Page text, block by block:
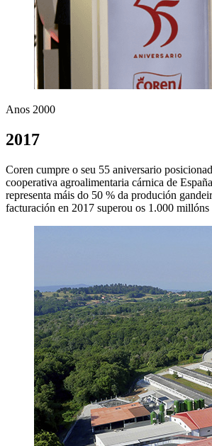
Anos 2000
2017
Coren cumpre o seu 55 aniversario
cooperativa agroalimentaria cárnica de
representa máis do 50 % da produción
facturación en 2017 superou os 1.000 millóns